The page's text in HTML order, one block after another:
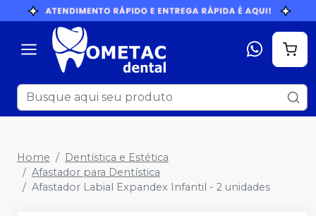
Home
Dentística e Estética
Afastador para Dentística
Afastador Labial Expandex Infantil - 2 unidades